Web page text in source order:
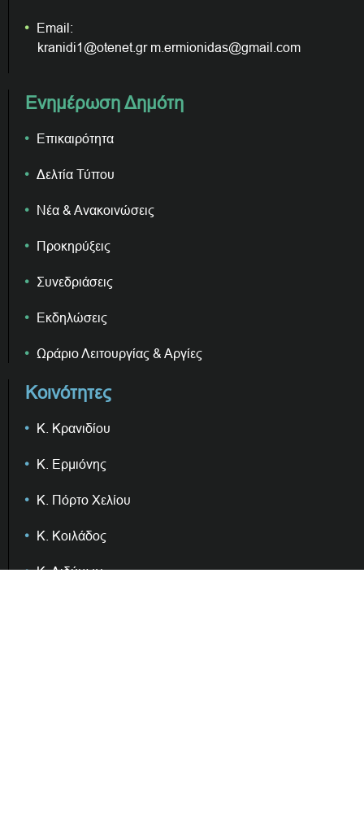
Email:
kranidi1@otenet.gr m.ermionidas@gmail.com
Ενημέρωση Δημότη
Επικαιρότητα
Δελτία Τύπου
Νέα & Ανακοινώσεις
Προκηρύξεις
Συνεδριάσεις
Εκδηλώσεις
Ωράριο Λειτουργίας & Αργίες
Κοινότητες
Κ. Κρανιδίου
Κ. Ερμιόνης
Κ. Πόρτο Χελίου
Κ. Κοιλάδος
Κ. Διδύμων